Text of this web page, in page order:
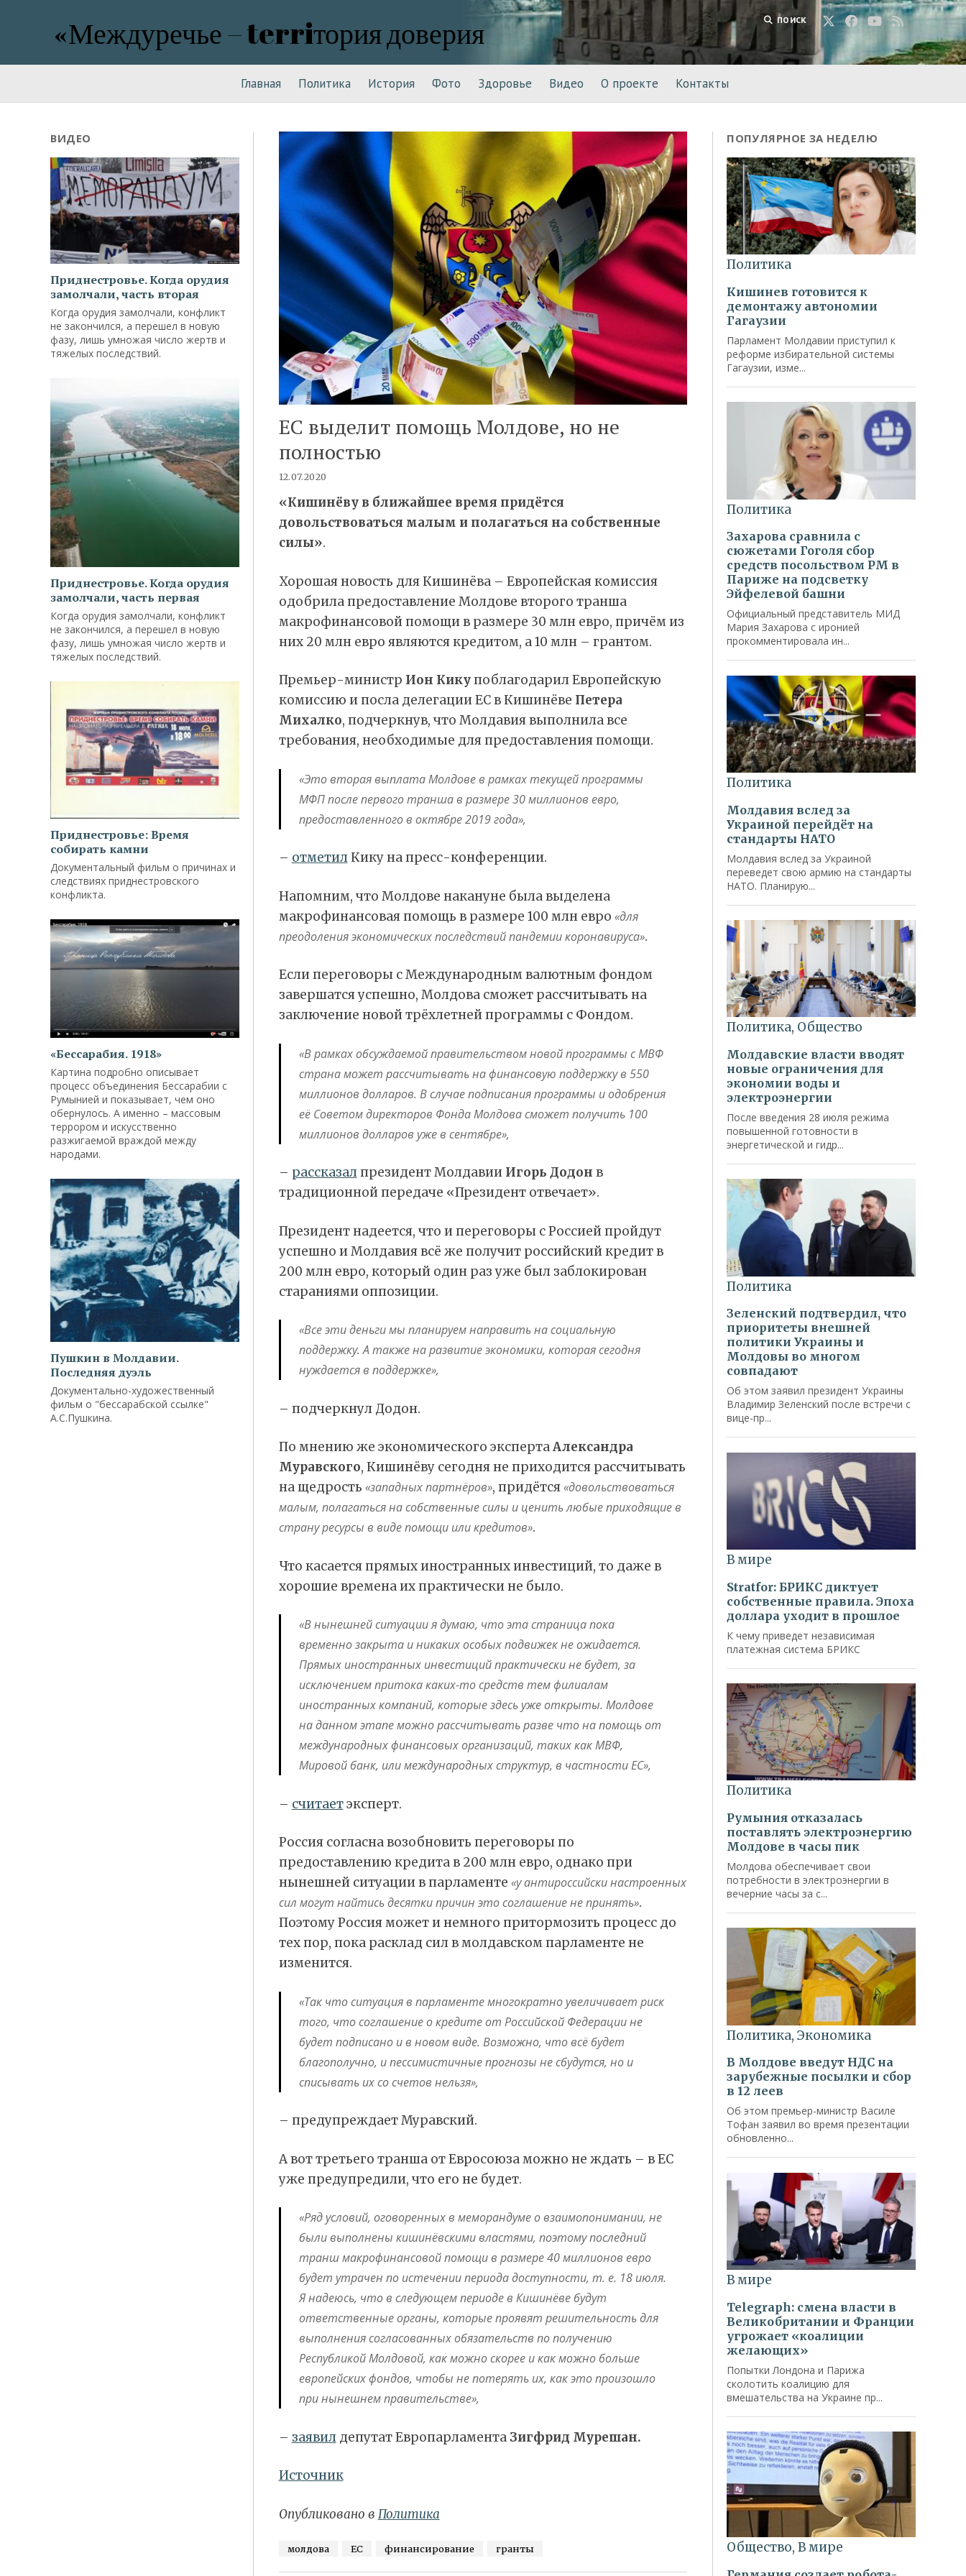
«Междуречье – terriтория доверия ПОИСК
Главная Политика История Фото Здоровье Видео О проекте Контакты
ВИДЕО
Приднестровье. Когда орудия
замолчали, часть вторая
Когда орудия замолчали, конфликт
не закончился, а перешел в новую
фазу, лишь умножая число жертв и
тяжелых последствий.
Приднестровье. Когда орудия
замолчали, часть первая
Когда орудия замолчали, конфликт
не закончился, а перешел в новую
фазу, лишь умножая число жертв и
тяжелых последствий.
Приднестровье: Время
собирать камни
Документальный фильм о причинах и
следствиях приднестровского
конфликта.
«Бессарабия. 1918»
Картина подробно описывает
процесс объединения Бессарабии с
Румынией и показывает, чем оно
обернулось. А именно – массовым
террором и искусственно
разжигаемой враждой между
народами.
Пушкин в Молдавии.
Последняя дуэль
Документально-художественный
фильм о "бессарабской ссылке"
А.С.Пушкина.
ЕС выделит помощь Молдове, но не
полностью
12.07.2020
«Кишинёву в ближайшее время придётся
довольствоваться малым и полагаться на собственные
силы».
Хорошая новость для Кишинёва – Европейская комиссия
одобрила предоставление Молдове второго транша
макрофинансовой помощи в размере 30 млн евро, причём из
них 20 млн евро являются кредитом, а 10 млн – грантом.
Премьер-министр Ион Кикупоблагодарил Европейскую
комиссию и посла делегации ЕС в Кишинёве Петера
Михалко, подчеркнув, что Молдавия выполнила все
требования, необходимые для предоставления помощи.
«Это вторая выплата Молдове в рамках текущей программы
МФП после первого транша в размере 30 миллионов евро,
предоставленного в октябре 2019 года»,
– отметилКику на пресс-конференции.
Напомним, что Молдове накануне была выделена
макрофинансовая помощь в размере 100 млн евро «для
преодоления экономических последствий пандемии коронавируса».
Если переговоры с Международным валютным фондом
завершатся успешно, Молдова сможет рассчитывать на
заключение новой трёхлетней программы с Фондом.
«В рамках обсуждаемой правительством новой программы с МВФ
страна может рассчитывать на финансовую поддержку в 550
миллионов долларов. В случае подписания программы и одобрения
её Советом директоров Фонда Молдова сможет получить 100
миллионов долларов уже в сентябре»,
– рассказалпрезидент Молдавии Игорь Додон в
традиционной передаче «Президент отвечает».
Президент надеется, что и переговоры с Россией пройдут
успешно и Молдавия всё же получит российский кредит в
200 млн евро, который один раз уже был заблокирован
стараниями оппозиции.
«Все эти деньги мы планируем направить на социальную
поддержку. А также на развитие экономики, которая сегодня
нуждается в поддержке»,
– подчеркнул Додон.
По мнению же экономического экспертаАлександра
Муравского, Кишинёву сегодня не приходится рассчитывать
на щедрость «западных партнёров», придётся«довольствоваться
малым, полагаться на собственные силы и ценить любые приходящие в
страну ресурсы в виде помощи или кредитов».
Что касается прямых иностранных инвестиций, то даже в
хорошие времена их практически не было.
«В нынешней ситуации я думаю, что эта страница пока
временно закрыта и никаких особых подвижек не ожидается.
Прямых иностранных инвестиций практически не будет, за
исключением притока каких-то средств тем филиалам
иностранных компаний, которые здесь уже открыты. Молдове
на данном этапе можно рассчитывать разве что на помощь от
международных финансовых организаций, таких как МВФ,
Мировой банк, или международных структур, в частности ЕС»,
– считаетэксперт.
Россия согласна возобновить переговоры по
предоставлению кредита в 200 млн евро, однако при
нынешней ситуации в парламенте «у антироссийски настроенных
сил могут найтись десятки причин это соглашение не принять».
Поэтому Россия может и немного притормозить процесс до
тех пор, пока расклад сил в молдавском парламенте не
изменится.
«Так что ситуация в парламенте многократно увеличивает риск
того, что соглашение о кредите от Российской Федерации не
будет подписано и в новом виде. Возможно, что всё будет
благополучно, и пессимистичные прогнозы не сбудутся, но и
списывать их со счетов нельзя»,
– предупреждает Муравский.
А вот третьего транша от Евросоюза можно не ждать – в ЕС
уже предупредили, что его не будет.
«Ряд условий, оговоренных в меморандуме о взаимопонимании, не
были выполнены кишинёвскими властями, поэтому последний
транш макрофинансовой помощи в размере 40 миллионов евро
будет утрачен по истечении периода доступности, т. е. 18 июля.
Я надеюсь, что в следующем периоде в Кишинёве будут
ответственные органы, которые проявят решительность для
выполнения согласованных обязательств по получению
Республикой Молдовой, как можно скорее и как можно больше
европейских фондов, чтобы не потерять их, как это произошло
при нынешнем правительстве»,
– заявилдепутат Европарламента Зигфрид Мурешан.
Источник
Опубликовано в Политика
молдова ЕС финансирование гранты
ПОПУЛЯРНОЕ ЗА НЕДЕЛЮ